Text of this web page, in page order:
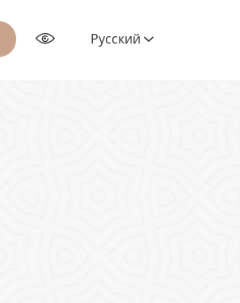
Русский